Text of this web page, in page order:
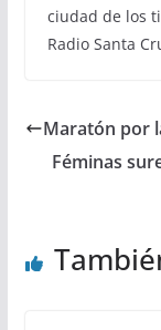
ciudad de los
Radio Santa
Maratón por
Féminas